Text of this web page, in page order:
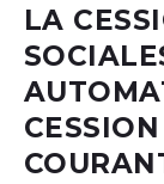
LA